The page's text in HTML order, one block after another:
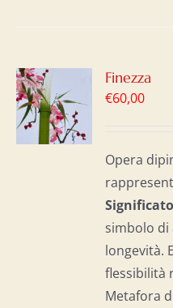
Finezza
€60,00
Opera
simbolo di
longevità.
flessibilità
Metafora